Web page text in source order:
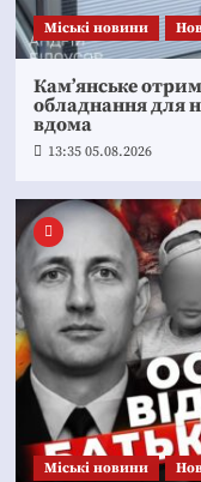
Mіські новини
Кам’янське
обладнання для
вдома
13:35 05.08.2026
Mіські новини